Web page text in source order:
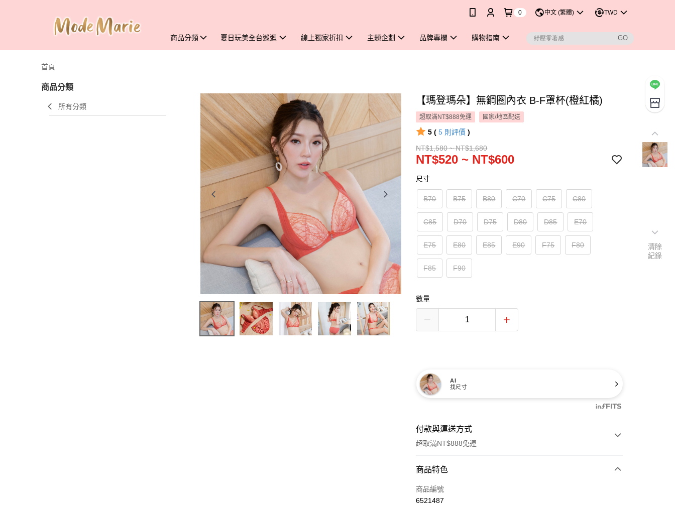
0 中文 (繁體) TWD
商品分類 夏日玩美全台巡迴 線上獨家折扣 主題企劃 品牌專欄 購物指南
首頁
商品分類
所有分類
【瑪登瑪朵】無鋼圈內衣 B-F罩杯(橙紅橘)
超取滿NT$888免運 國家/地區配送
5 ( 5 則評價 )
NT$1,580 ~ NT$1,680
NT$520 ~ NT$600
尺寸
B70 B75 B80 C70 C75 C80
C85 D70 D75 D80 D85 E70
E75 E80 E85 E90 F75 F80
F85 F90
數量
AI
找尺寸
付款與運送方式
超取滿NT$888免運
付款方式
信用卡一次付款
商品特色
商品編號
6521487
清除
紀錄